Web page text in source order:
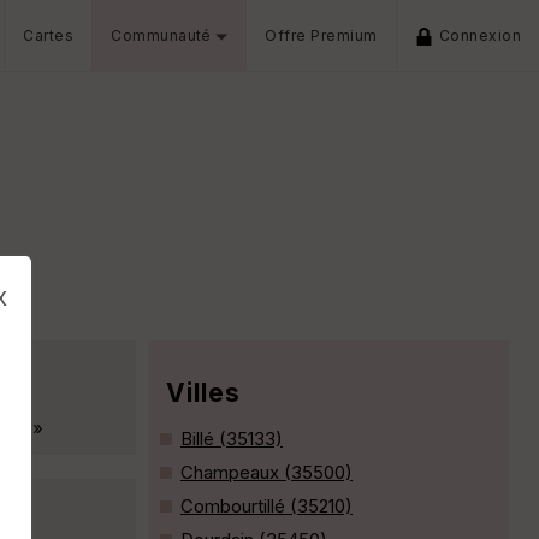
Cartes Communauté Offre Premium Connexion
»
Villes
Billé (35133)
Champeaux (35500)
Combourtillé (35210)